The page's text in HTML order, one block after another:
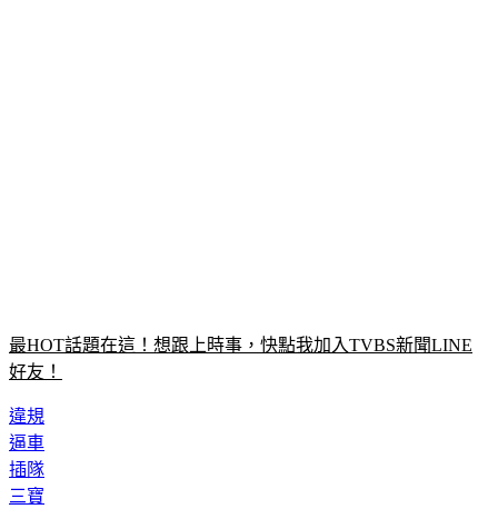
最HOT話題在這！想跟上時事，快點我加入TVBS新聞LINE
好友！
違規
逼車
插隊
三寶